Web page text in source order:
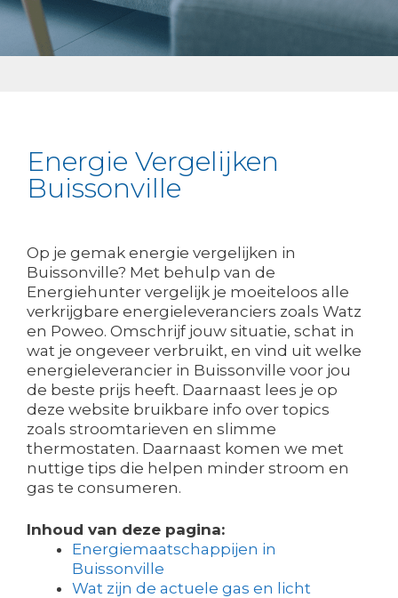
Energie Vergelijken
Buissonville
Op je gemak energie vergelijken in
Buissonville? Met behulp van de
Energiehunter vergelijk je moeiteloos alle
verkrijgbare energieleveranciers zoals Watz
en Poweo. Omschrijf jouw situatie, schat in
wat je ongeveer verbruikt, en vind uit welke
energieleverancier in Buissonville voor jou
de beste prijs heeft. Daarnaast lees je op
deze website bruikbare info over topics
zoals stroomtarieven en slimme
thermostaten. Daarnaast komen we met
nuttige tips die helpen minder stroom en
gas te consumeren.
Inhoud van deze pagina:
Energiemaatschappijen in
Buissonville
Wat zijn de actuele gas en licht